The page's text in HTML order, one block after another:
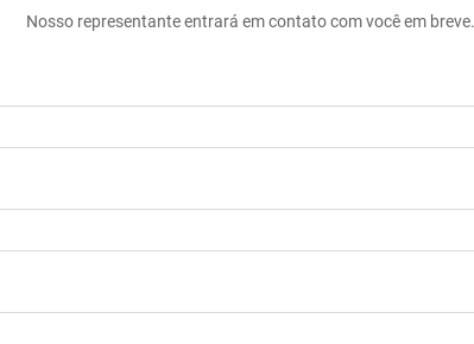
Nosso representante entrará em contato com você em breve.